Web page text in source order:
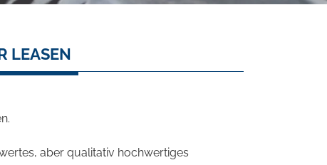
LEASEN
aber qualitativ hochwertiges